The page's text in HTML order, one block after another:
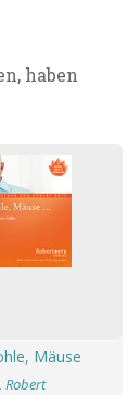
haben
Mäuse
Robert